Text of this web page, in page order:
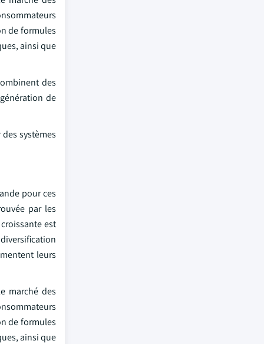
de formules
ainsi que
des
de
systèmes
pour ces
par les
est
leurs
marché des
de formules
ainsi que